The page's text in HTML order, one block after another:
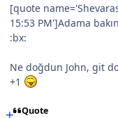
[quote
15:53 PM']Adama
:bx:
Ne doğdun John, git
+1
Quote